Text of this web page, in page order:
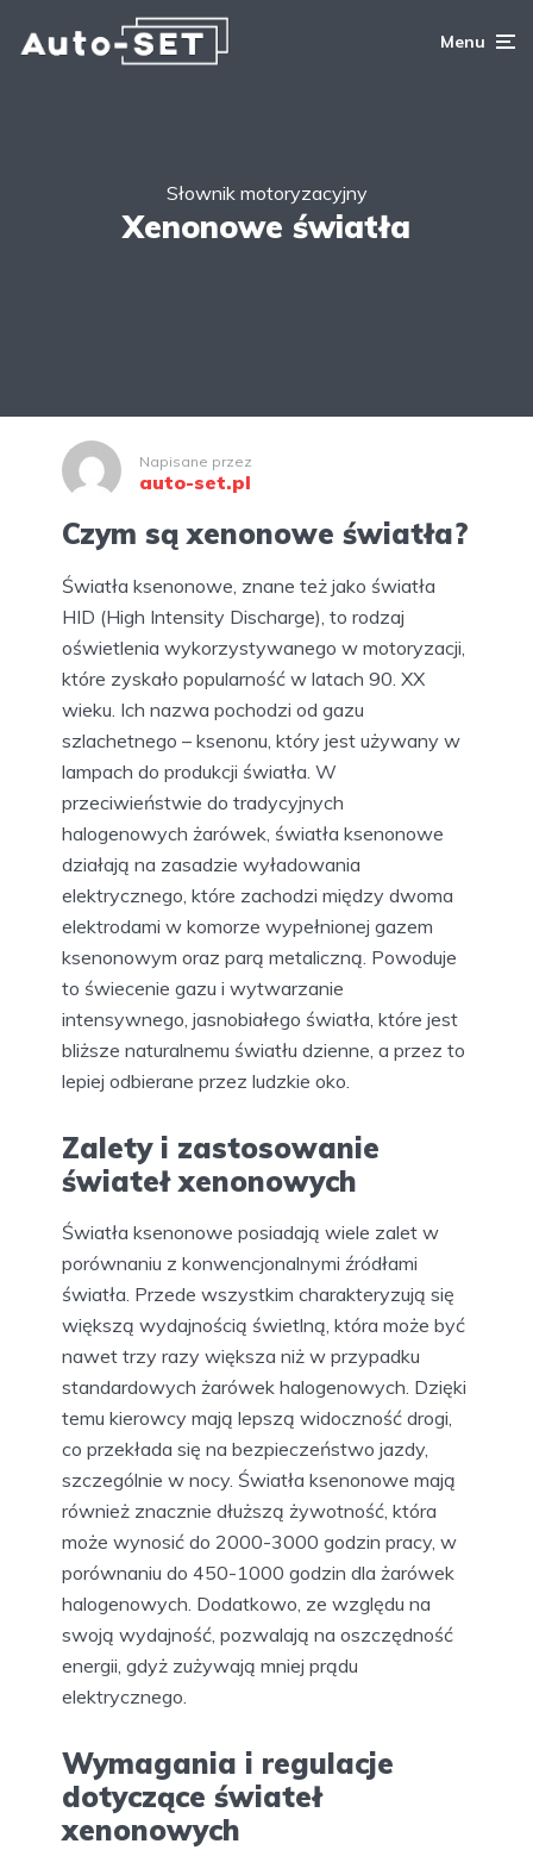
Menu
Słownik motoryzacyjny
Xenonowe światła
Napisane przez
auto-set.pl
Czym są xenonowe światła?
Światła ksenonowe, znane też jako światła
HID (High Intensity Discharge), to rodzaj
oświetlenia wykorzystywanego w motoryzacji,
które zyskało popularność w latach 90. XX
wieku. Ich nazwa pochodzi od gazu
szlachetnego – ksenonu, który jest używany w
lampach do produkcji światła. W
przeciwieństwie do tradycyjnych
halogenowych żarówek, światła ksenonowe
działają na zasadzie wyładowania
elektrycznego, które zachodzi między dwoma
elektrodami w komorze wypełnionej gazem
ksenonowym oraz parą metaliczną. Powoduje
to świecenie gazu i wytwarzanie
intensywnego, jasnobiałego światła, które jest
bliższe naturalnemu światłu dzienne, a przez to
lepiej odbierane przez ludzkie oko.
Zalety i zastosowanie
świateł xenonowych
Światła ksenonowe posiadają wiele zalet w
porównaniu z konwencjonalnymi źródłami
światła. Przede wszystkim charakteryzują się
większą wydajnością świetlną, która może być
nawet trzy razy większa niż w przypadku
standardowych żarówek halogenowych. Dzięki
temu kierowcy mają lepszą widoczność drogi,
co przekłada się na bezpieczeństwo jazdy,
szczególnie w nocy. Światła ksenonowe mają
również znacznie dłuższą żywotność, która
może wynosić do 2000-3000 godzin pracy, w
porównaniu do 450-1000 godzin dla żarówek
halogenowych. Dodatkowo, ze względu na
swoją wydajność, pozwalają na oszczędność
energii, gdyż zużywają mniej prądu
elektrycznego.
Wymagania i regulacje
dotyczące świateł
xenonowych